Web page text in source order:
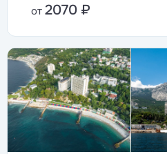
от 2070 ₽